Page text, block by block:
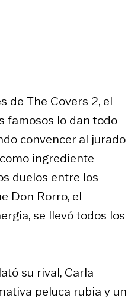
de The Covers 2, el
famosos lo dan todo
convencer al jurado
ingrediente
duelos entre los
Don Rorro, el
se llevó todos los
su rival, Carla
peluca rubia y un